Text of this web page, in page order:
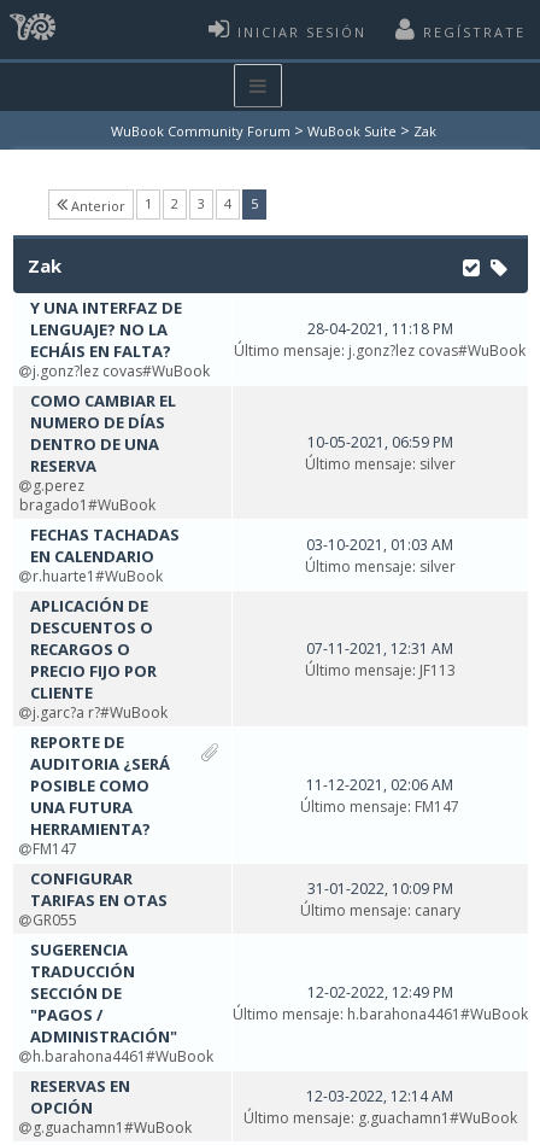
INICIAR SESIÓN REGÍSTRATE
WuBook Community Forum > WuBook Suite > Zak
Anterior 1 2 3 4 5(current)
Zak
Y UNA INTERFAZ DE
LENGUAJE? NO LA
ECHÁIS EN FALTA?
j.gonz?lez covas#WuBook
28-04-2021, 11:18 PM
Último mensaje: j.gonz?lez covas#WuBook
COMO CAMBIAR EL
NUMERO DE DÍAS
DENTRO DE UNA
RESERVA
g.perez
bragado1#WuBook
10-05-2021, 06:59 PM
Último mensaje: silver
FECHAS TACHADAS
EN CALENDARIO
r.huarte1#WuBook
03-10-2021, 01:03 AM
Último mensaje: silver
APLICACIÓN DE
DESCUENTOS O
RECARGOS O
PRECIO FIJO POR
CLIENTE
j.garc?a r?#WuBook
07-11-2021, 12:31 AM
Último mensaje: JF113
REPORTE DE
AUDITORIA ¿SERÁ
POSIBLE COMO
UNA FUTURA
HERRAMIENTA?
FM147
11-12-2021, 02:06 AM
Último mensaje: FM147
CONFIGURAR
TARIFAS EN OTAS
GR055
31-01-2022, 10:09 PM
Último mensaje: canary
SUGERENCIA
TRADUCCIÓN
SECCIÓN DE
"PAGOS /
ADMINISTRACIÓN"
h.barahona4461#WuBook
12-02-2022, 12:49 PM
Último mensaje: h.barahona4461#WuBook
RESERVAS EN
OPCIÓN
g.guachamn1#WuBook
12-03-2022, 12:14 AM
Último mensaje: g.guachamn1#WuBook